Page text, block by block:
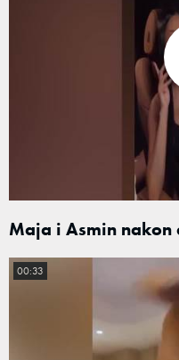
Maja i Asmin
00:33